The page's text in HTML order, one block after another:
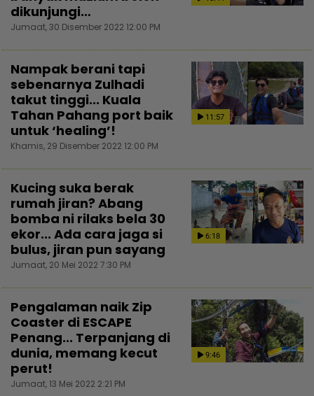
dikunjungi…
Jumaat, 30 Disember 2022 12:00 PM
11:57
Nampak berani tapi
sebenarnya Zulhadi
takut tinggi... Kuala
Tahan Pahang port baik
untuk ‘healing’!
Khamis, 29 Disember 2022 12:00 PM
6:18
Kucing suka berak
rumah jiran? Abang
bomba ni rilaks bela 30
ekor... Ada cara jaga si
bulus, jiran pun sayang
Jumaat, 20 Mei 2022 7:30 PM
9:46
Pengalaman naik Zip
Coaster di ESCAPE
Penang... Terpanjang di
dunia, memang kecut
perut!
Jumaat, 13 Mei 2022 2:21 PM